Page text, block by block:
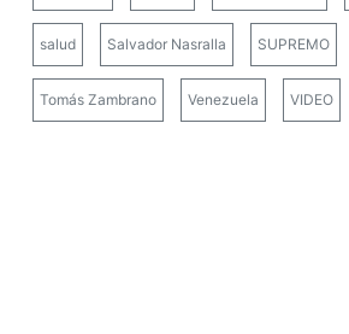
salud Salvador Nasralla SUPREMO
Tomás Zambrano Venezuela VIDEO